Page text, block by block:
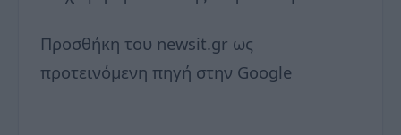
Προσθήκη του newsit.gr ως
προτεινόμενη πηγή στην Google